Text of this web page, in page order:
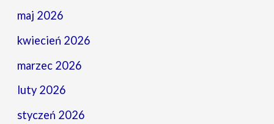
maj 2026
kwiecień 2026
marzec 2026
luty 2026
styczeń 2026